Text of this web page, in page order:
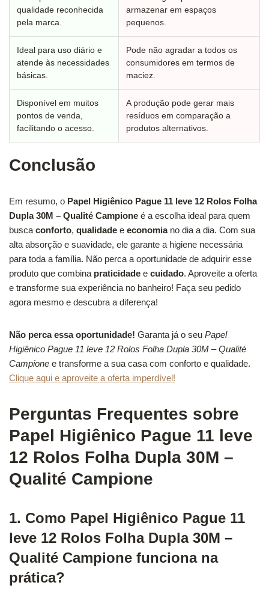
qualidade reconhecida
pela marca.
armazenar em espaços
pequenos.
Ideal para uso diário e
atende às necessidades
básicas.
Pode não agradar a todos os
consumidores em termos de
maciez.
Disponível em muitos
pontos de venda,
facilitando o acesso.
A produção pode gerar mais
resíduos em comparação a
produtos alternativos.
Conclusão
Em resumo, o Papel Higiênico Pague 11 leve 12 Rolos Folha
Dupla 30M – Qualité Campione é a escolha ideal para quem
busca conforto, qualidade e economiano dia a dia. Com sua
alta absorção e suavidade, ele garante a higiene necessária
para toda a família. Não perca a oportunidade de adquirir esse
produto que combina praticidade e cuidado. Aproveite a oferta
e transforme sua experiência no banheiro! Faça seu pedido
agora mesmo e descubra a diferença!
Não perca essa oportunidade! Garanta já o seu Papel
Higiênico Pague 11 leve 12 Rolos Folha Dupla 30M – Qualité
Campione e transforme a sua casa com conforto e qualidade.
Clique aqui e aproveite a oferta imperdível!
Perguntas Frequentes sobre
Papel Higiênico Pague 11 leve
12 Rolos Folha Dupla 30M –
Qualité Campione
1. Como Papel Higiênico Pague 11
leve 12 Rolos Folha Dupla 30M –
Qualité Campione funciona na
prática?